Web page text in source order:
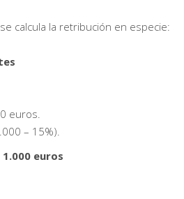
calcula la retribución en especie:
euros.
– 15%).
euros